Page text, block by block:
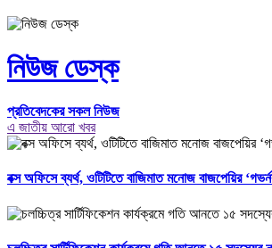
নিউজ ডেস্ক
প্রতিবেদকের সকল নিউজ
এ জাতীয় আরো খবর
বক্স অফিসে ব্যর্থ, ওটিটিতে বাজিমাত মনোজ বাজপেয়ির